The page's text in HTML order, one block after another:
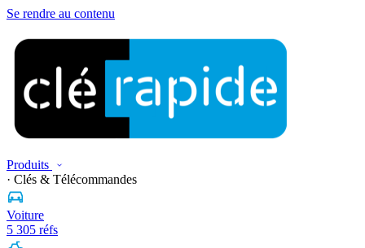
Se rendre au contenu
Produits
· Clés & Télécommandes
Voiture
5 305 réfs